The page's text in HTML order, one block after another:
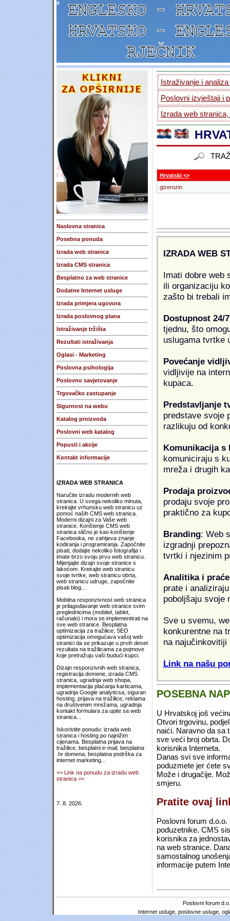
#
Naslovna stranica
Posebna ponuda
Izrada web stranica
Izrada CMS stranica
Besplatno za web stranice
Dodatne Internet usluge
Izrada primjera ugovora
Izrada poslovnog plana
Istraživanje tržišta
Rezultati istraživanja
Oglasi - Marketing
Poslovna psihologija
Poslovno savjetovanje
Trgovačko zastupanje
Sigurnost na webu
Katalog proizvoda
Poslovni web katalog
Popusti i akcije
Kontakt informacije
IZRADA WEB STRANICA
Naručite izradu modernih web
stranica. U svega nekoliko minuta,
kreirajte vrhunsku web stranicu uz
pomoć naših CMS web stranica.
Moderni dizajni za Vaše web
stranice. Korištenje CMS web
stranica slično je kao korištenje
Facebooka, ne zahtjeva znanje
kodiranja i programiranja. Započnite
pisati, dodajte nekoliko fotografija i
imate brzo svoju prvu web stranicu.
Mijenjajte dizajn svoje stranice s
lakoćom. Kreirajte web stranicu
svoje tvrtke, web stranicu obrta,
web stranicu udruge, započnite
pisati blog...
Mobilna responzivnost web stranica
je prilagođavanje web stranice svim
preglednicima (mobitel, tablet,
računalo) i mora se implementirati na
sve web stranice. Besplatna
optimizacija za tražilice; SEO
optimizacija omogućava vašoj web
stranici da se prikazuje u prvih deset
rezultata na tražilicama za pojmove
koje pretražuju vaši budući kupci.
Dizajn responzivnih web stranica,
registracija domene, izrada CMS
stranica, ugradnja web shopa,
implementacija plaćanja karticama,
ugradnja Google analyticsa, siguran
hosting, prijava na tražilice, reklama
na društvenim mrežama, ugradnja
kontakt formulara za upite sa web
stranica...
Iskoristite ponudu: izrada web
stranica i hosting po najnižim
cijenama. Besplatna prijava na
tražilice, besplatni e-mail, besplatna
.hr domena, besplatna podrška za
internet marketing...
>> Link na ponudu za izradu web
stranica >>
7. 8. 2026.
Istraživanje i
Poslovni izvještaji i
Izrada web
Hrvatski <>
gizerozin
IZRADA WEB
Imati dobre web
ili organizaciju
zašto bi trebali
Dostupnost 24/7
tjednu, što
uslugama tvrtke
Povećanje
vidljivije na
kupaca.
Predstavljanje
predstave svoje
razlikuju od
Komunikacija s
komuniciraju s
mreža i drugih
Prodaja
prodaju svoje
praktično za
Branding: Web
izgradnji
tvrtki i njezinim
Analitika i
prate i
poboljšaju svoje
Sve u svemu,
konkurentne na
na najučinkovitiji
Link na našu
POSEBNA
U Hrvatskoj još
Otvori trgovinu,
naići. Naravno da sa
sve veći broj obrta.
korisnika Interneta.
Danas svi sve
poduzmete jer ćete
Može i drugačije.
smjeru.
Pratite ovaj
Poslovni forum
poduzetnike. CMS
korisnika za
na web stranice.
samostalnog
informacije putem
Poslovni forum
Internet usluge, poslovne usluge,